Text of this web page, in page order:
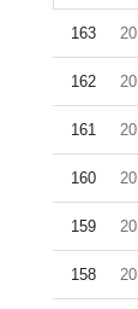
163
162
161
160
159
158